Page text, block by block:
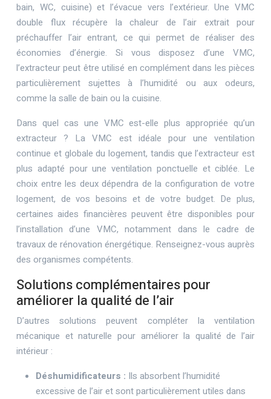
bain, WC, cuisine) et l’évacue vers l’extérieur. Une VMC
double flux récupère la chaleur de l’air extrait pour
préchauffer l’air entrant, ce qui permet de réaliser des
économies d’énergie. Si vous disposez d’une VMC,
l’extracteur peut être utilisé en complément dans les pièces
particulièrement sujettes à l’humidité ou aux odeurs,
comme la salle de bain ou la cuisine.
Dans quel cas une VMC est-elle plus appropriée qu’un
extracteur ? La VMC est idéale pour une ventilation
continue et globale du logement, tandis que l’extracteur est
plus adapté pour une ventilation ponctuelle et ciblée. Le
choix entre les deux dépendra de la configuration de votre
logement, de vos besoins et de votre budget. De plus,
certaines aides financières peuvent être disponibles pour
l’installation d’une VMC, notamment dans le cadre de
travaux de rénovation énergétique. Renseignez-vous auprès
des organismes compétents.
Solutions complémentaires pour
améliorer la qualité de l’air
D’autres solutions peuvent compléter la ventilation
mécanique et naturelle pour améliorer la qualité de l’air
intérieur :
Déshumidificateurs : Ils absorbent l’humidité
excessive de l’air et sont particulièrement utiles dans